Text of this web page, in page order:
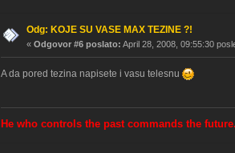
Odg: KOJE SU VASE MAX TEZINE ?!
« Odgovor #6 poslato: April 28, 2008, 09:55:30
A da pored tezina napisete i vasu telesnu
He who controls the past commands the